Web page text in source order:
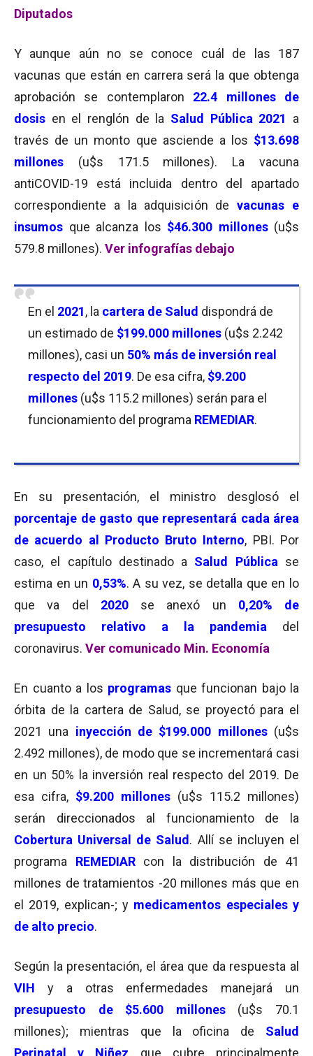
Diputados
Y aunque aún no se conoce cuál de las 187
vacunas que están en carrera será la que obtenga
aprobación se contemplaron 22.4 millones de
dosis en el renglón de la Salud Pública 2021
a
través de un monto que asciende a los $13.698
millones
(u$s 171.5 millones). La vacuna
antiCOVID-19 está incluida dentro del apartado
correspondiente a la adquisición de vacunas e
insumos que alcanza los $46.300 millones (u$s
579.8 millones). Ver infografías debajo
En el 2021, la cartera de Salud dispondrá de
un estimado de $199.000 millones (u$s 2.242
millones), casi un 50% más de inversión real
respecto del 2019. De esa cifra, $9.200
millones (u$s 115.2 millones) serán para el
funcionamiento del programa REMEDIAR.
En su presentación, el ministro desglosó el
porcentaje de gasto que representará cada área
de acuerdo al Producto Bruto Interno, PBI. Por
caso, el capítulo destinado a Salud Pública se
estima en un 0,53%. A su vez, se detalla que en lo
que va del 2020 se anexó un 0,20% de
presupuesto relativo a la pandemia del
coronavirus. Ver comunicado Min. Economía
En cuanto a los programas que funcionan bajo la
órbita de la cartera de Salud, se proyectó para el
2021 una inyección de $199.000 millones (u$s
2.492 millones), de modo que se incrementará casi
en un 50% la inversión real respecto del 2019. De
esa cifra, $9.200 millones (u$s 115.2 millones)
serán direccionados al funcionamiento de la
Cobertura Universal de Salud . Allí se incluyen el
programa REMEDIAR con la distribución de 41
millones de tratamientos -20 millones más que en
el 2019, explican-; y medicamentos especiales y
de alto precio.
Según la presentación, el área que da respuesta al
VIH y a otras enfermedades manejará un
presupuesto de $5.600 millones
(u$s 70.1
millones); mientras que la oficina de Salud
Perinatal y Niñez
que cubre principalmente